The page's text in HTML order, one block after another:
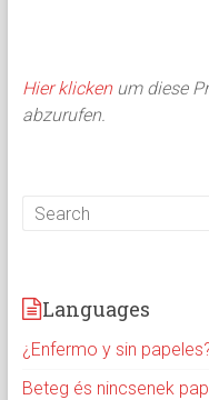
Hier klickenum diese
abzurufen.
Languages
¿Enfermo y sin
Beteg és nincsenek